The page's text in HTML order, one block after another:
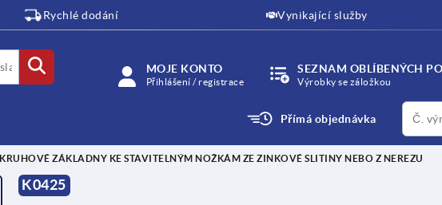
Rychlé dodání Vynikající služby
MOJE KONTO
Přihlášení / registrace
SEZNAM OBLÍBENÝCH
Výrobky se záložkou
Přímá objednávka
KRUHOVÉ ZÁKLADNY KE STAVITELNÝM NOŽKÁM ZE ZINKOVÉ SLITINY NEBO Z NEREZU
K0425